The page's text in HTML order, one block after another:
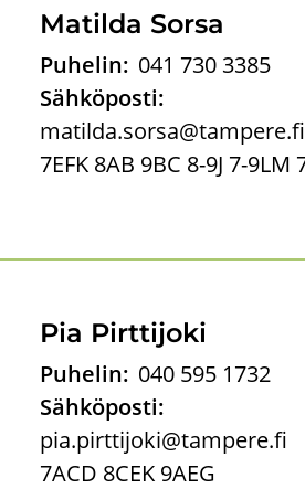
Ma­til­da Sorsa
Puhelin: 041 730 3385
Sähköposti:
matilda.sorsa@tampere.fi
7EFK 8AB 9BC 8-9J 7-9LM
Pia Pirt­ti­jo­ki
Puhelin: 040 595 1732
Sähköposti:
pia.pirttijoki@tampere.fi
7ACD 8CEK 9AEG